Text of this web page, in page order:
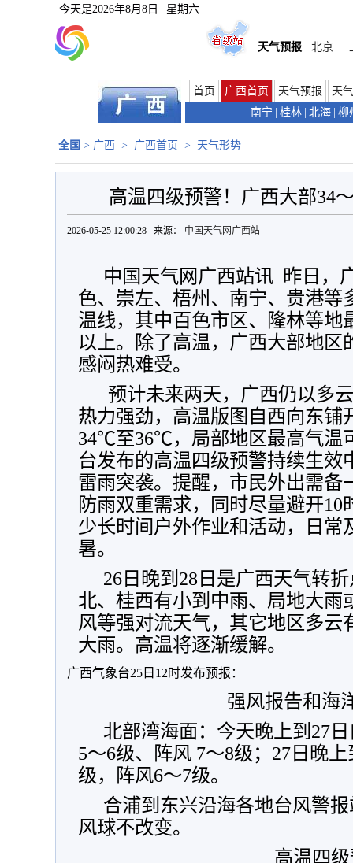
今天是2026年8月8日 星期六
天气预报 北京
首页 广西首页 天气预报
天
南宁
桂林 北海 柳
全国 > 广西 > 广西首页 > 天气形势
高温四级预警！广西大部34
2026-05-25 12:00:28 来源： 中国天气网广西站
中国天气网广西站讯 昨日，
色、崇左、梧州、南宁、贵港
温线，其中百色市区、隆林等
以上。除了高温，广西大部地区
感闷热难受。
预计未来两天，广西仍以多
热力强劲，高温版图自西向东铺
34℃至36℃，局部地区最高气温
台发布的高温四级预警持续生效
雷雨突袭。提醒，市民外出需备
防雨双重需求，同时尽量避开10
少长时间户外作业和活动，日常
暑。
26日晚到28日是广西天气转
北、桂西有小到中雨、局地大雨
风等强对流天气，其它地区多云
大雨。高温将逐渐缓解。
广西气象台25日12时发布预报：
强风报告和海
北部湾海面：今天晚上到27
5～6级、阵风 7～8级；27日晚
级，阵风6～7级。
合浦到东兴沿海各地台风警
风球不改变。
高温四